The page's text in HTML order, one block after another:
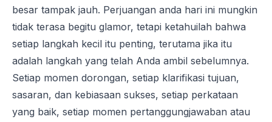
besar tampak jauh. Perjuangan anda hari ini mungkin
tidak terasa begitu glamor, tetapi ketahuilah bahwa
setiap langkah kecil itu penting, terutama jika itu
adalah langkah yang telah Anda ambil sebelumnya.
Setiap momen dorongan, setiap klarifikasi tujuan,
sasaran, dan kebiasaan sukses, setiap perkataan
yang baik, setiap momen pertanggungjawaban atau